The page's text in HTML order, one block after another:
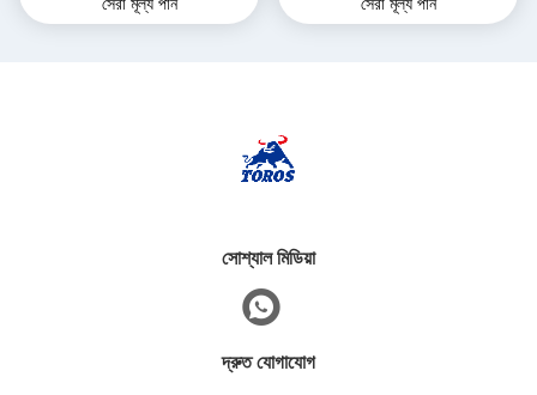
ডিজেল চালিত, একাধিক রঙের বিকল্প
সোশ্যাল মিডিয়া
দ্রুত যোগাযোগ